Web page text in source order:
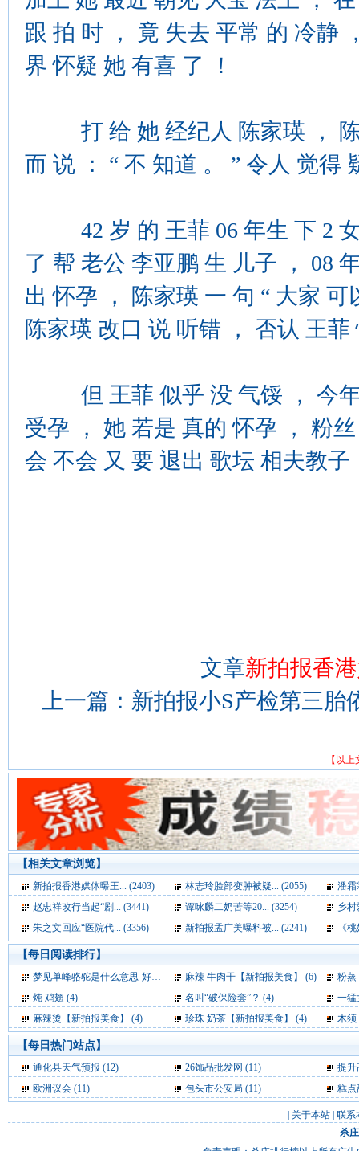
跟 拍 时 ， 竟 失去 平常 的 冷静
界 怀疑 她 有喜 了 ！
打 给 她 经纪人 陈家瑛 ， 陈
而 说 ： “ 不 知道 。 ” 令人 觉得
42 岁 的 王菲 06 年生 下 2 女
了 帮 老公 李亚鹏 生 儿子 ， 08
出 怀孕 ， 陈家瑛 一 句 “ 大家
陈家瑛 改口 说 听错 ， 否认 王菲
但 王菲 似乎 没 气馁 ， 今年
受孕 ， 她 若是 真的 怀孕 ， 粉
会 不会 又 要 退出 歌坛 相夫教
文章新拍报香
上一篇： 新拍报小S产检第三胎
【以
【相关文章浏览】
新拍报香港媒体曝王... (2403) 林志玲脸部变肿被疑... (2055)
潘霜
赵忠祥改行当起“剧... (3441)
谭咏麟二奶苦等20... (3254)
乡
朱之文回应“医院代... (3356)
新拍报孟广美曝料被... (2241) 《
【每日阅读排行】
梦见单峰骆驼是什么意思-好不好-代表什么-周公解梦 (7) 麻辣 牛肉干【新拍报美食】 (6)
粉蒸
炖 鸡翅 (4)
名叫“破保险套”？ (4)
一猛
麻辣烫【新拍报美食】 (4)
珍珠 奶茶【新拍报美食】 (4) 木须
【每日热门站点】
通化县天气预报 (12) 26饰品批发网 (11)
提升
欧洲议会 (11) 包头市公安局 (11) 糕点
关于本站 联系
杀